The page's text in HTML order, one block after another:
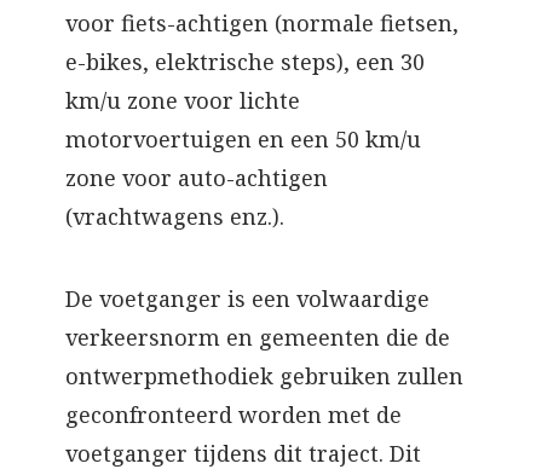
voor fiets-achtigen (normale fietsen,
e-bikes, elektrische steps), een 30
km/u zone voor lichte
motorvoertuigen en een 50 km/u
zone voor auto-achtigen
(vrachtwagens enz.).
De voetganger is een volwaardige
verkeersnorm en gemeenten die de
ontwerpmethodiek gebruiken zullen
geconfronteerd worden met de
voetganger tijdens dit traject. Dit